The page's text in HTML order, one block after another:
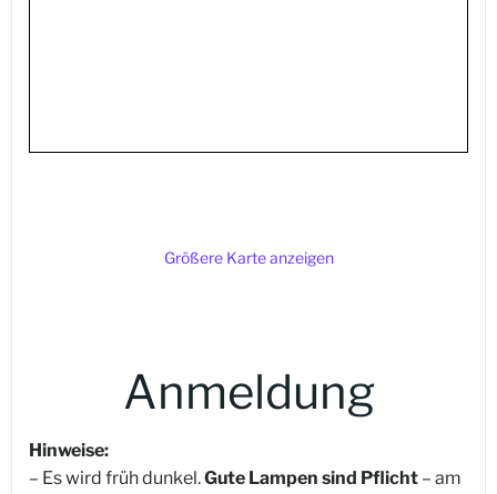
Größere Karte anzeigen
Anmeldung
Hinweise:
– Es wird früh dunkel.Gute Lampen sind Pflicht – am